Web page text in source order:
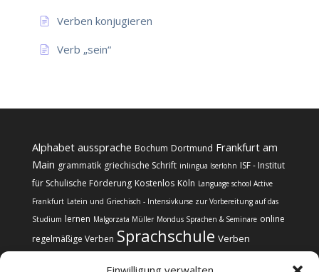
Verben konjugieren
Verb „sein“
Alphabet aussprache Bochum Dortmund Frankfurt am
Main grammatik griechische Schrift inlingua Iserlohn ISF - Institut
für Schulische Förderung Kostenlos Köln Language school Active
Frankfurt Latein und Griechisch - Intensivkurse zur Vorbereitung auf das
Studium lernen Malgorzata Müller Mondus Sprachen & Seminare online
regelmäßige Verben Sprachschule Verben